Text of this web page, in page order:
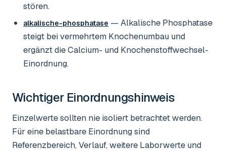
stören.
alkalische-phosphatase — Alkalische Phosphatase
steigt bei vermehrtem Knochenumbau und
ergänzt die Calcium- und Knochenstoffwechsel-
Einordnung.
Wichtiger Einordnungshinweis
Einzelwerte sollten nie isoliert betrachtet werden.
Für eine belastbare Einordnung sind
Referenzbereich, Verlauf, weitere Laborwerte und